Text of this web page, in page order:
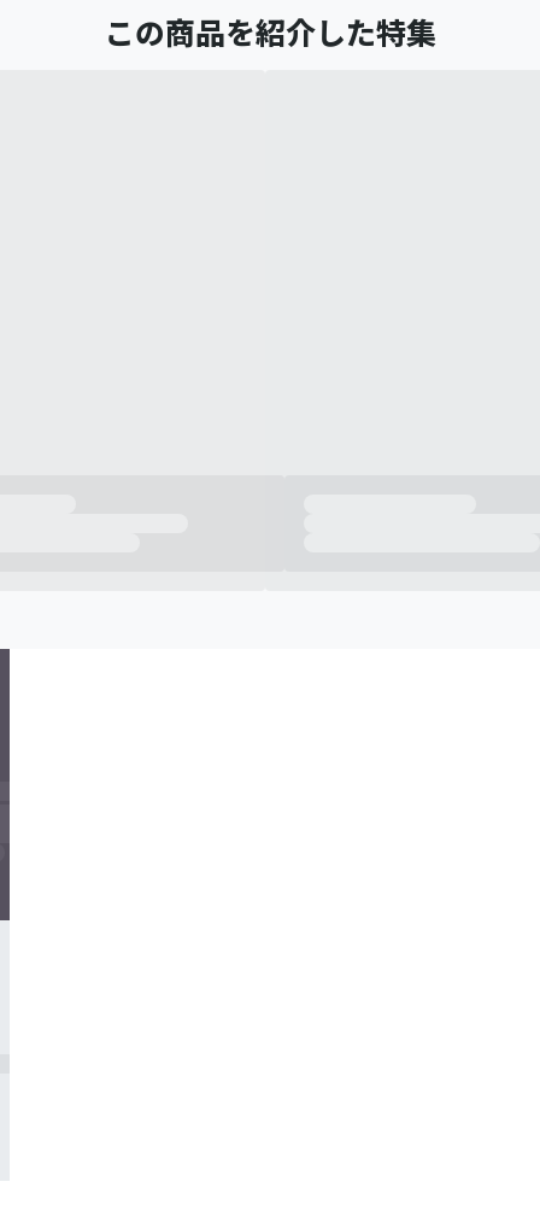
この商品を紹介した特集